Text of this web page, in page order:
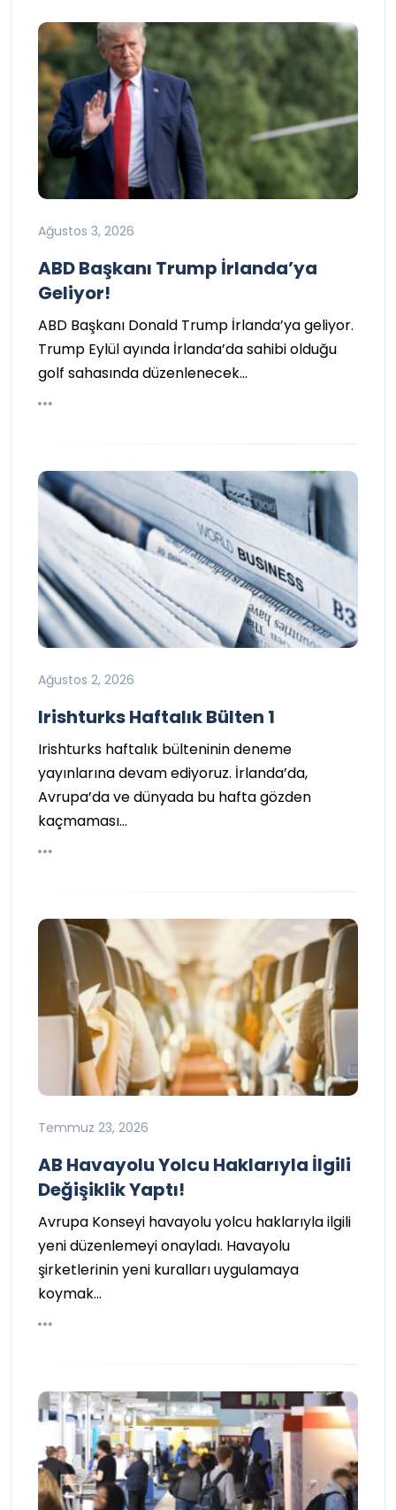
Ağustos 3, 2026
ABD Başkanı Trump İrlanda’ya
Geliyor!
ABD Başkanı Donald Trump İrlanda’ya geliyor.
Trump Eylül ayında İrlanda’da sahibi olduğu
golf sahasında düzenlenecek…
Ağustos 2, 2026
Irishturks Haftalık Bülten 1
Irishturks haftalık bülteninin deneme
yayınlarına devam ediyoruz. İrlanda’da,
Avrupa’da ve dünyada bu hafta gözden
kaçmaması…
Temmuz 23, 2026
AB Havayolu Yolcu Haklarıyla İlgili
Değişiklik Yaptı!
Avrupa Konseyi havayolu yolcu haklarıyla ilgili
yeni düzenlemeyi onayladı. Havayolu
şirketlerinin yeni kuralları uygulamaya
koymak…